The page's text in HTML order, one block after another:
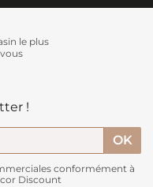
le plus
!
conformément à
Discount